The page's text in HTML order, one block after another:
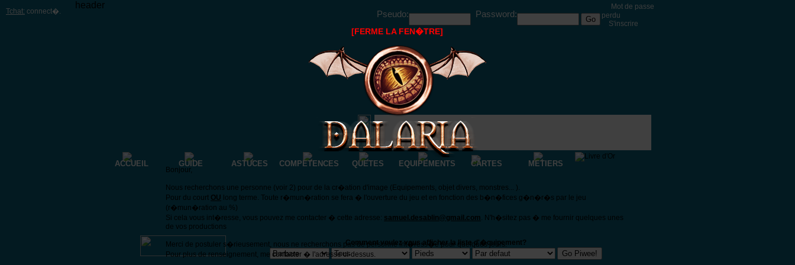
Tchat: connect�.
header
Pseudo:
Password:
Mot de passe
perdu
S'inscrire
ACCUEIL GUIDE ASTUCES COMPETENCES QUETES EQUIPEMENTS CARTES METIERS
Comment voulez vous afficher la liste d'�quipement?
[FERME LA FEN�TRE]
Bonjour,
Nous recherchons une personne (voir 2) pour de la cr�ation d'image (Equipements, objet divers, monstres... ).
Pour du court OU long terme. Toute r�mun�ration se fera � l'ouverture du jeu et en fonction des b�n�fices g�n�r�s par le jeu
(r�mun�ration au %)
Si cela vous int�resse, vous pouvez me contacter � cette adresse: samuel.desablin@gmail.com. N'h�sitez pas � me fournir quelques unes
de vos productions
Merci de postuler s�rieusement, nous ne recherchons pas de personne int�ress�e pour quelques jours.
Pour plus de renseignement, me contacter � l'adresse ci-dessus.